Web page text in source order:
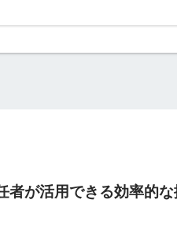
者が活用できる効率的